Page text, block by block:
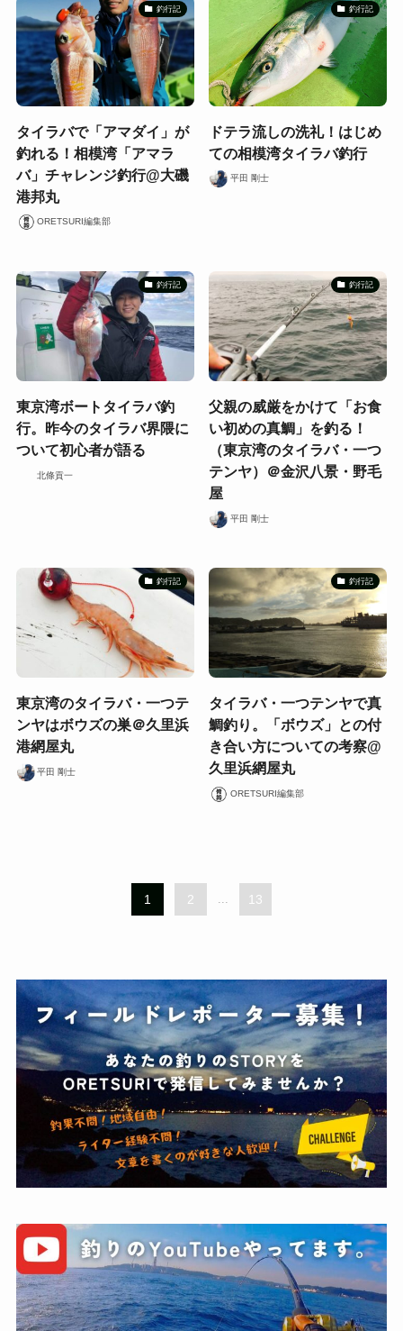
釣行記
タイラバで「アマダイ」が
釣れる！相模湾「アマラ
バ」チャレンジ釣行@大磯
港邦丸
ORETSURI編集部
釣行記
ドテラ流しの洗礼！はじめ
ての相模湾タイラバ釣行
平田 剛士
釣行記
東京湾ボートタイラバ釣
行。昨今のタイラバ界隈に
ついて初心者が語る
北條貢一
釣行記
父親の威厳をかけて「お食
い初めの真鯛」を釣る！
（東京湾のタイラバ・一つ
テンヤ）＠金沢八景・野毛
屋
平田 剛士
釣行記
東京湾のタイラバ・一つテ
ンヤはボウズの巣＠久里浜
港網屋丸
平田 剛士
釣行記
タイラバ・一つテンヤで真
鯛釣り。「ボウズ」との付
き合い方についての考察@
久里浜網屋丸
ORETSURI編集部
1 2 ... 13